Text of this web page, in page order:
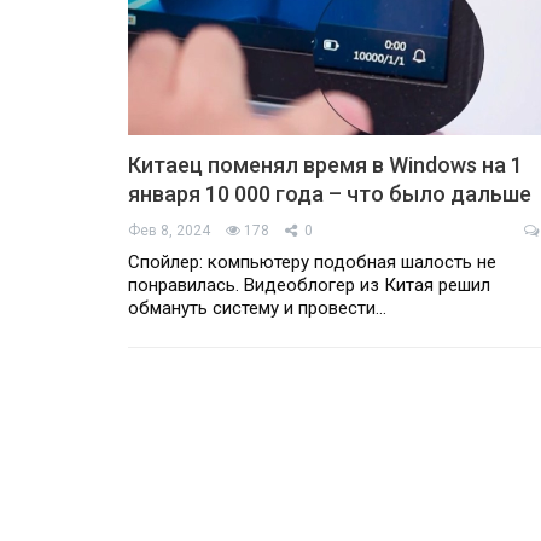
Китаец поменял время в Windows на 1
января 10 000 года – что было дальше
Фев 8, 2024 178 0
Спойлер: компьютеру подобная шалость не
понравилась. Видеоблогер из Китая решил
обмануть систему и провести…